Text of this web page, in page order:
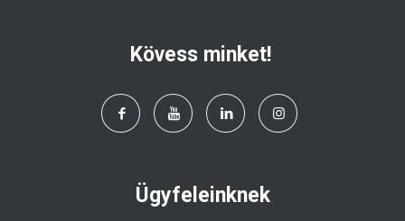
Kövess minket!
Ügyfeleinknek